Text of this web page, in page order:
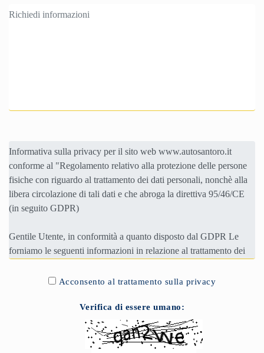
Acconsento al trattamento sulla privacy
Verifica di essere umano: